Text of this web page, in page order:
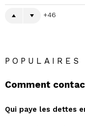
46
POPULAIRES
Comment
Qui paye les dettes